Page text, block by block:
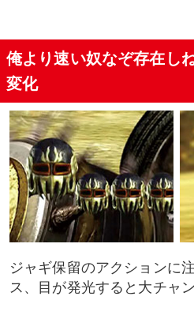
俺より速い奴なぞ存在し
変化
ジャギ保留のアクションに
ス、目が発光すると大チャン